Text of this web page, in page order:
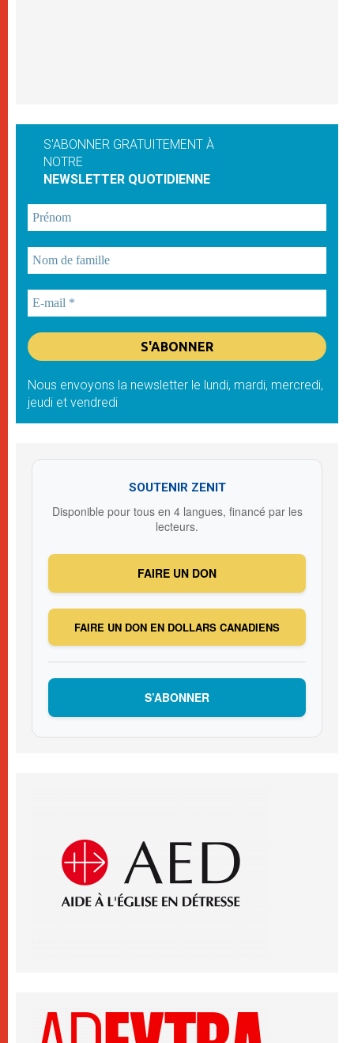
S'ABONNER GRATUITEMENT À
NOTRE
NEWSLETTER QUOTIDIENNE
Nous envoyons la newsletter le lundi, mardi, mercredi,
jeudi et vendredi
SOUTENIR ZENIT
Disponible pour tous en 4 langues, financé par les
lecteurs.
FAIRE UN DON
FAIRE UN DON EN DOLLARS CANADIENS
S’ABONNER